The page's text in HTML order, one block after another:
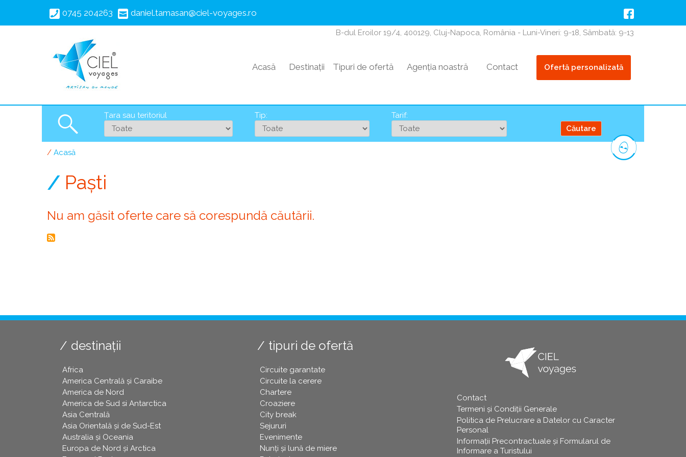
conţinutul
0745 204263 daniel.tamasan@ciel-voyages.ro
B-dul Eroilor 19/4, 400129, Cluj-Napoca, România - Luni-Vineri: 9-18, Sâmbată: 9-13
Acasă Destinații Tipuri de ofertă Agenția noastră Contact Ofertă personalizată
Search
Țara sau teritoriul Tip: Tarif:
Acasă
Paşti
Nu am găsit oferte care să corespundă căutării.
destinații
Africa
America Centrală și Caraibe
America de Nord
America de Sud si Antarctica
Asia Centrală
Asia Orientală și de Sud-Est
Australia și Oceania
Europa de Nord și Arctica
tipuri de ofertă
Circuite garantate
Circuite la cerere
Chartere
Croaziere
City break
Sejururi
Evenimente
Nunți și lună de miere
info
Contact
Termeni și Condiții Generale
Politica de Prelucrare a Datelor cu Caracter
Personal
Informații Precontractuale și Formularul de
Informare a Turistului